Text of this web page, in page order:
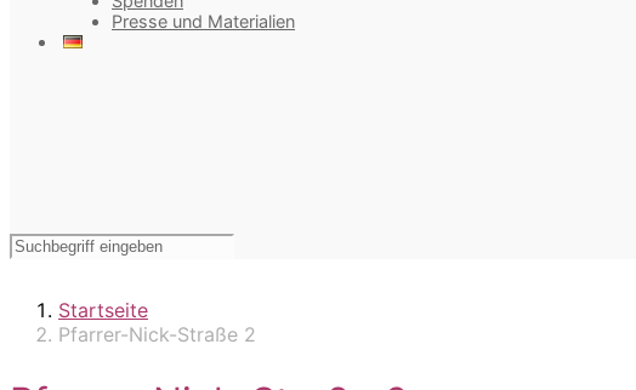
Presse und Materialien
Startseite
Pfarrer-Nick-Straße 2